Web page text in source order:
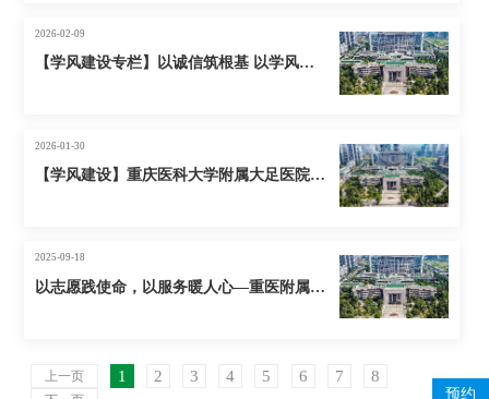
预约
2026-02-09
【学风建设专栏】以诚信筑根基 以学风促创新--2025年度科学道德与学风建设工作总结
2026-01-30
【学风建设】重庆医科大学附属大足医院举办科研诚信教育专题培训——坚守科研诚信底线 筑牢学术发展根基
2025-09-18
以志愿践使命，以服务暖人心—重医附属大足医院护理实习生南丁格尔门诊志愿服务活动纪实
上一页 1 2 3 4 5 6 7 8